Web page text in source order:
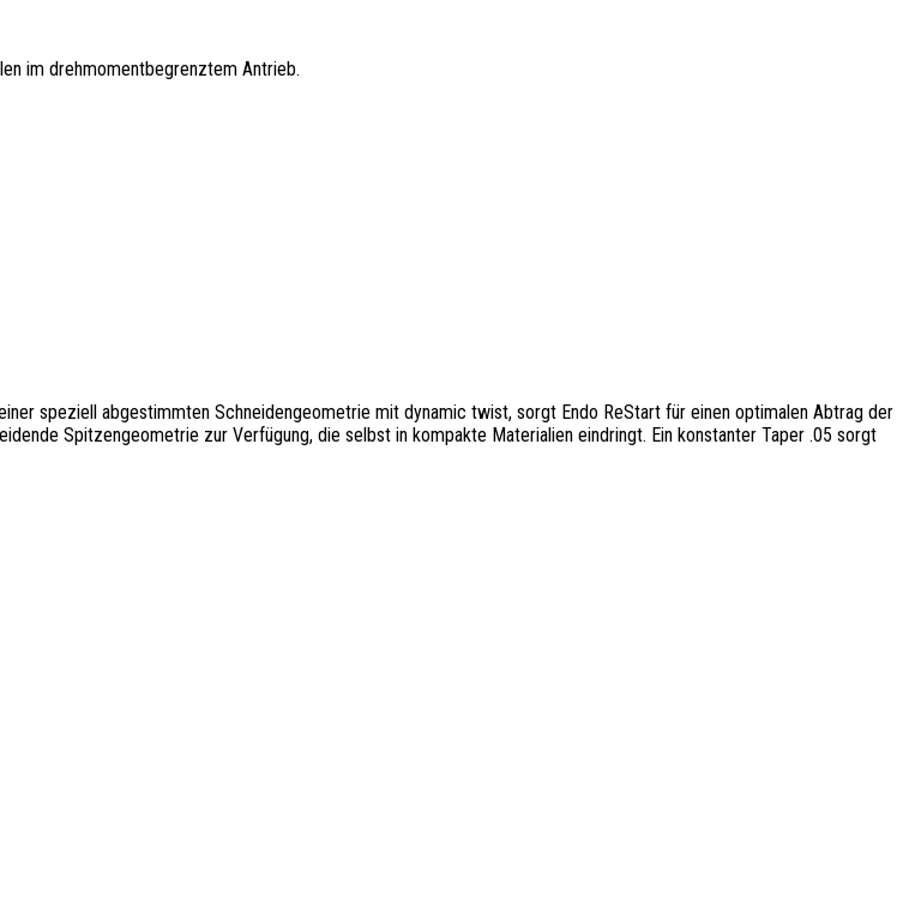
im drehmomentbegrenztem Antrieb.
speziell abgestimmten Schneidengeometrie mit dynamic twist, sorgt Endo ReStart für einen optimalen Abtrag der
Spitzengeometrie zur Verfügung, die selbst in kompakte Materialien eindringt. Ein konstanter Taper .05 sorgt